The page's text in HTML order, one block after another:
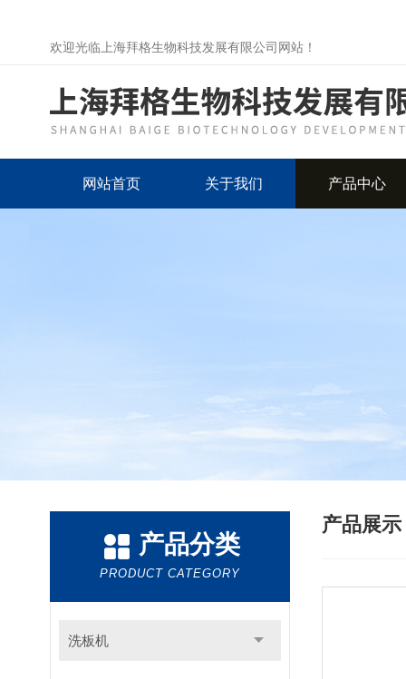
欢迎光临上海拜格生物科技发展有限公司网站！
网站首页 关于我们 产品中心
产品分类
PRODUCT CATEGORY
洗板机
产品展示